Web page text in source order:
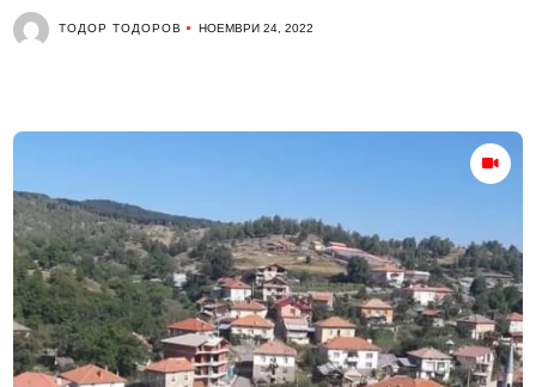
ТОДОР ТОДОРОВ НОЕМВРИ 24, 2022